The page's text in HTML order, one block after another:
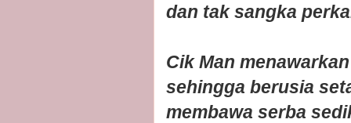
dan tak sangka
Cik Man
sehingga berusia
membawa serba